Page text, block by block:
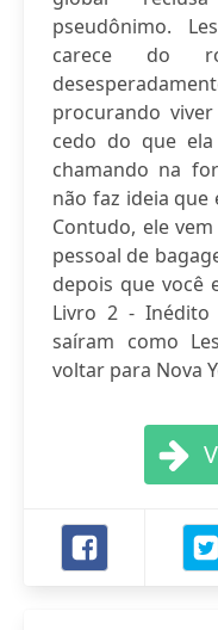
pseudônimo.
carece do
procurando
cedo do que
chamando na
não faz ideia que
Contudo, ele
pessoal de
depois que você
Livro 2 - Inédito
saíram como
voltar para Nova